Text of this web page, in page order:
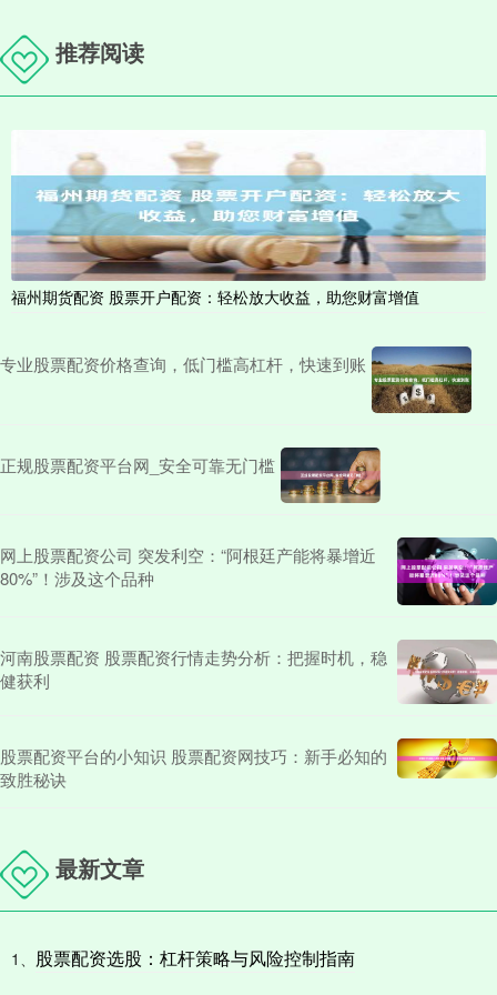
推荐阅读
福州期货配资 股票开户配资：轻松放大收益，助您财富增值
专业股票配资价格查询，低门槛高杠杆，快速到账
正规股票配资平台网_安全可靠无门槛
网上股票配资公司 突发利空：“阿根廷产能将暴增近
80%”！涉及这个品种
河南股票配资 股票配资行情走势分析：把握时机，稳
健获利
股票配资平台的小知识 股票配资网技巧：新手必知的
致胜秘诀
最新文章
1、 股票配资选股：杠杆策略与风险控制指南